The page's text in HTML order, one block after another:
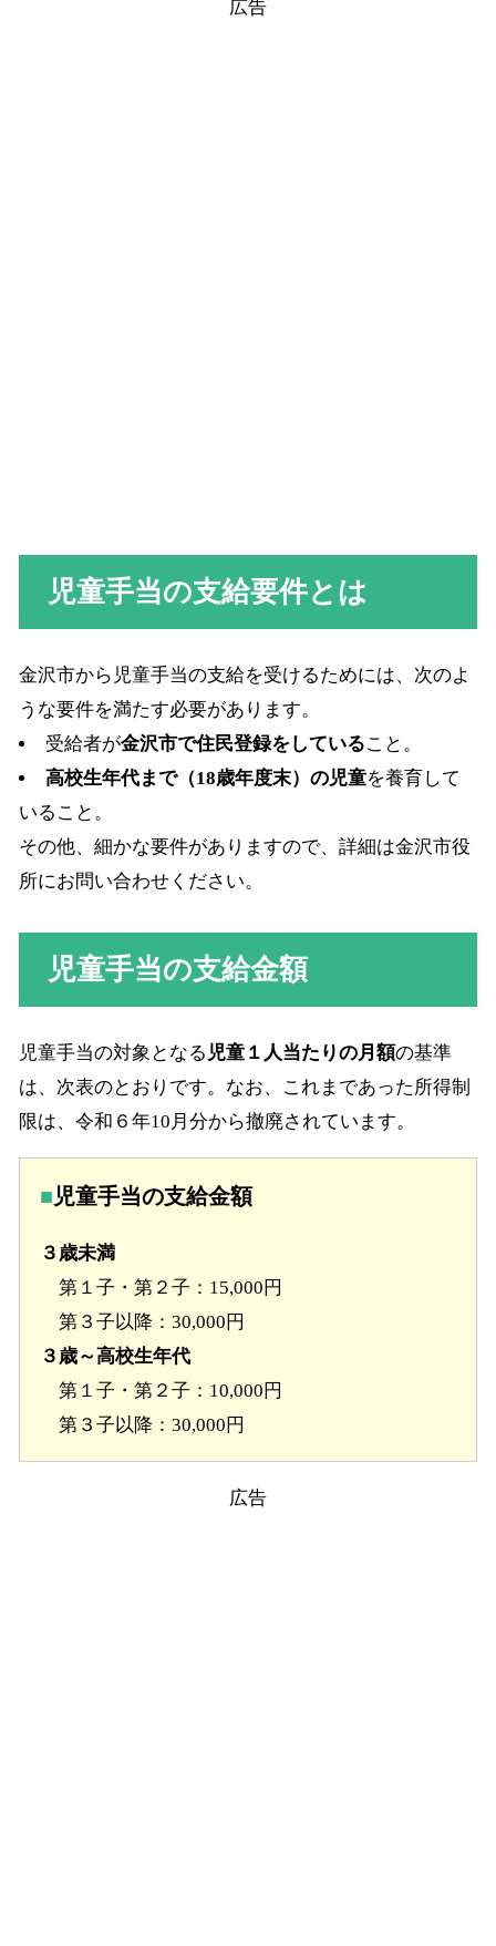
児童手当の支給要件とは
金沢市から児童手当の支給を受けるためには、次のよ
うな要件を満たす必要があります。
受給者が金沢市で住民登録をしていること。
高校生年代まで（18歳年度末）の児童を養育して
いること。
その他、細かな要件がありますので、詳細は金沢市役
所にお問い合わせください。
児童手当の支給金額
児童手当の対象となる 児童１人当たりの月額の基準
は、次表のとおりです。なお、これまであった所得制
限は、令和６年10月分から撤廃されています。
児童手当の支給金額
３歳未満
第１子・第２子：15,000円
第３子以降：30,000円
３歳～高校生年代
第１子・第２子：10,000円
第３子以降：30,000円